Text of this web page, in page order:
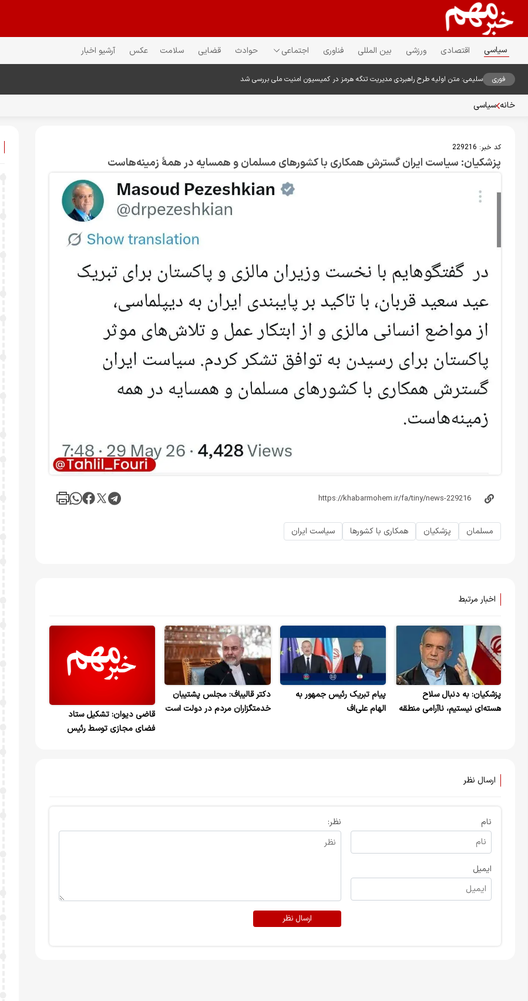
سیاسی اقتصادی ورزشی بین المللی فناوری اجتماعی حوادث قضایی سلامت عکس آرشیو اخبار
فوری سلیمی: متن اولیه طرح راهبردی مدیریت تنگه هرمز در کمیسیون امنیت ملی بررسی شد
خانه سیاسی
کد خبر: 229216
پزشکیان: سیاست ایران گسترش همکاری با کشورهای مسلمان و همسایه در همهٔ زمینه‌هاست
مسلمان پزشکیان همکاری با کشورها سیاست ایران
اخبار مرتبط
پزشکیان: به دنبال سلاح
هسته‌ای نیستیم، ناآرامی منطقه
پیام تبریک رئیس جمهور به
الهام علی‌اف
دکتر قالیباف: مجلس پشتیبان
خدمتگزاران مردم در دولت است
قاضی دیوان: تشکیل ستاد
فضای مجازی توسط رئیس
ارسال نظر
نام
ایمیل
نظر:
ارسال نظر